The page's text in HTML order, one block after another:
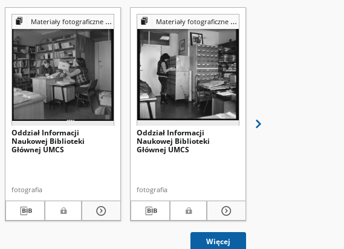
Materiały fotograficzne z Pracowni Reprografii Biblioteki UMCS
Oddział Informacji
Naukowej Biblioteki
Głównej UMCS
fotografia
Materiały fotograficzne z Pracowni Reprografii Biblioteki UMCS
Oddział Informacji
Naukowej Biblioteki
Głównej UMCS
fotografia
Więcej